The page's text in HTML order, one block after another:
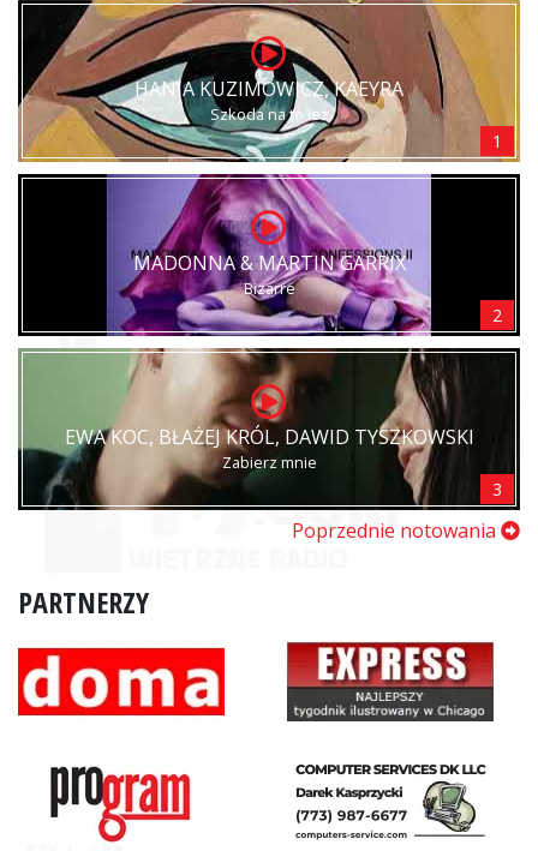
HANIA KUZIMOWICZ, KAEYRA
Szkoda na to łez
1
MADONNA & MARTIN GARRIX
Bizarre
2
EWA KOC, BŁAŻEJ KRÓL, DAWID TYSZKOWSKI
Zabierz mnie
3
Poprzednie notowania
PARTNERZY